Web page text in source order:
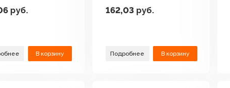
руб.
В корзину
162,03 руб.
Подробнее В корзину